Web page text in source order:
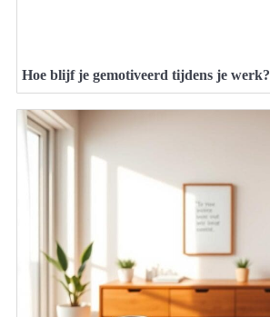
Hoe blijf je gemotiveerd tijdens je werk?